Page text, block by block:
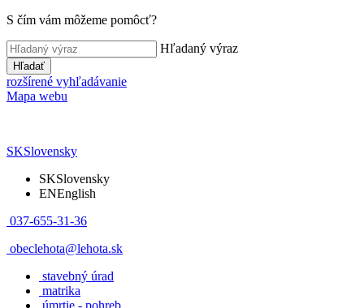
S čím vám môžeme pomôcť?
Hľadaný výraz
Hľadať
rozšírené vyhľadávanie
Mapa webu
SKSlovensky
SKSlovensky
ENEnglish
037-655-31-36
obeclehota@lehota.sk
stavebný úrad
matrika
úmrtie - pohreb